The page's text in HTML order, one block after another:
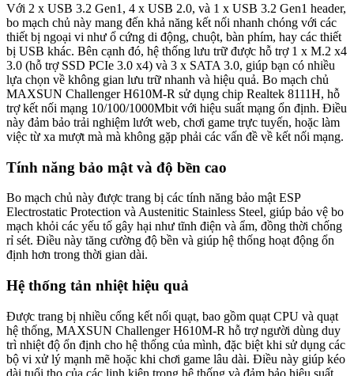
Với 2 x USB 3.2 Gen1, 4 x USB 2.0, và 1 x USB 3.2 Gen1 header,
bo mạch chủ này mang đến khả năng kết nối nhanh chóng với các
thiết bị ngoại vi như ổ cứng di động, chuột, bàn phím, hay các thiết
bị USB khác. Bên cạnh đó, hệ thống lưu trữ được hỗ trợ 1 x M.2 x4
3.0 (hỗ trợ SSD PCIe 3.0 x4) và 3 x SATA 3.0, giúp bạn có nhiều
lựa chọn về không gian lưu trữ nhanh và hiệu quả. Bo mạch chủ
MAXSUN Challenger H610M-R sử dụng chip Realtek 8111H, hỗ
trợ kết nối mạng 10/100/1000Mbit với hiệu suất mạng ổn định. Điều
này đảm bảo trải nghiệm lướt web, chơi game trực tuyến, hoặc làm
việc từ xa mượt mà mà không gặp phải các vấn đề về kết nối mạng.
Tính năng bảo mật và độ bền cao
Bo mạch chủ này được trang bị các tính năng bảo mật ESP
Electrostatic Protection và Austenitic Stainless Steel, giúp bảo vệ bo
mạch khỏi các yếu tố gây hại như tĩnh điện và ẩm, đồng thời chống
rỉ sét. Điều này tăng cường độ bền và giúp hệ thống hoạt động ổn
định hơn trong thời gian dài.
Hệ thống tản nhiệt hiệu quả
Được trang bị nhiều cổng kết nối quạt, bao gồm quạt CPU và quạt
hệ thống, MAXSUN Challenger H610M-R hỗ trợ người dùng duy
trì nhiệt độ ổn định cho hệ thống của mình, đặc biệt khi sử dụng các
bộ vi xử lý mạnh mẽ hoặc khi chơi game lâu dài. Điều này giúp kéo
dài tuổi thọ của các linh kiện trong hệ thống và đảm bảo hiệu suất